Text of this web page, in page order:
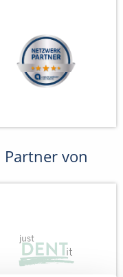
Partner von